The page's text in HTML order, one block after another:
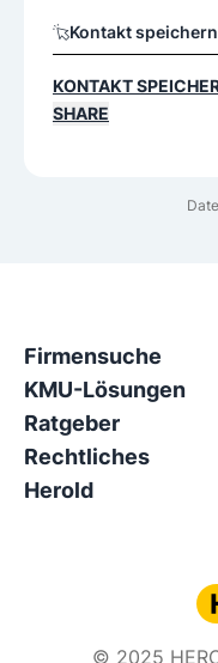
Kontakt
KONTAKT
SHARE
Firmensuche
KMU-Lösungen
Ratgeber
Rechtliches
Herold
© 2025